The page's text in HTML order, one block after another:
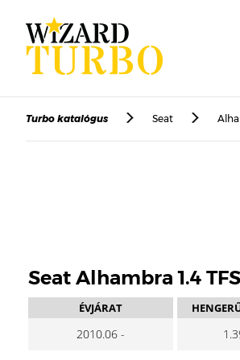
Turbo katalógus Seat
Seat Alhambra 1.4
ÉVJÁRAT
2010.06 -